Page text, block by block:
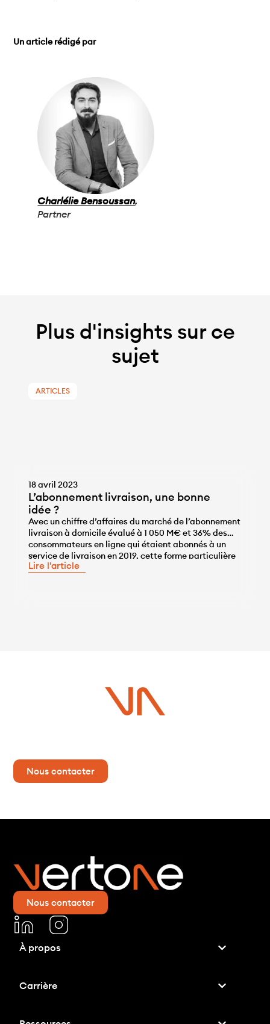
Un article rédigé par
Charlélie Bensoussan,
Partner
Plus d'insights sur ce
sujet
ARTICLES
18 avril 2023
L’abonnement livraison, une bonne
idée ?
Avec un chiffre d’affaires du marché de l’abonnement
livraison à domicile évalué à 1 050 M€ et 36% des
consommateurs en ligne qui étaient abonnés à un
service de livraison en 2019, cette forme particulière
d’abonnement serviciel est l’un des piliers de la
...
Lire l'article
Nous contacter
Nous contacter
À propos
Carrière